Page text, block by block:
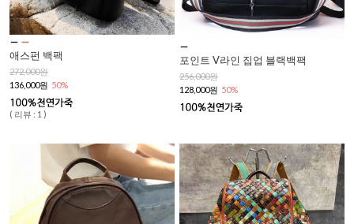
애스펀 백팩
272,000원
136,000원 50%
( 리뷰 : 1 )
포인트 V라인 집업 블랙백팩
256,000원
128,000원 50%